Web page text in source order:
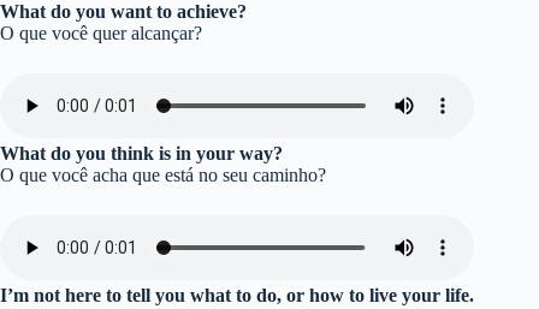
What do you want to achieve?
O que você quer alcançar?
What do you think is in your way?
O que você acha que está no seu caminho?
I’m not here to tell you what to do, or how to live your life.